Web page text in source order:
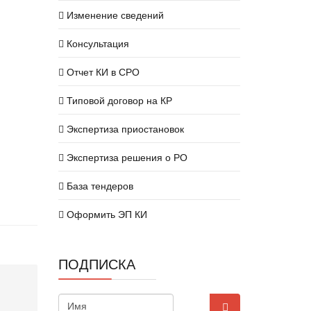
Изменение сведений
Консультация
Отчет КИ в СРО
Типовой договор на КР
Экспертиза приостановок
Экспертиза решения о РО
База тендеров
Оформить ЭП КИ
ПОДПИСКА